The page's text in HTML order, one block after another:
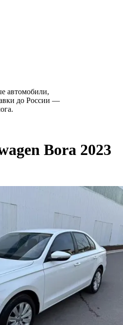
автомобили,
до России —
Bora 2023